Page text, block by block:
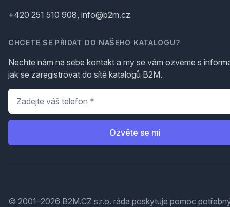
+420 251 510 908, info@b2m.cz
CHCETE SE PŘIDAT DO NAŠEHO KATALOGU?
Nechte nám na sebe kontakt a my se vám ozveme s
jak se zaregistrovat do sítě katalogů B2M.
Telefon
Ozvěte se mi
© 2001–2026 B2M.CZ s.r.o. ráda poskytuje pomoc